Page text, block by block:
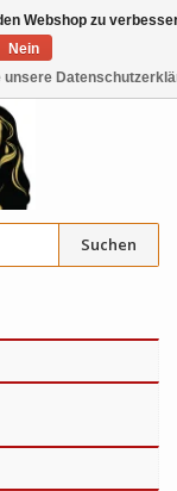
Suchen
Webshop zu
Nein
unsere